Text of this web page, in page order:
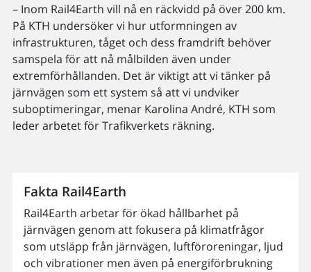
– Inom Rail4Earth vill nå en räckvidd på över 200 km.
På KTH undersöker vi hur utformningen av
infrastrukturen, tåget och dess framdrift behöver
samspela för att nå målbilden även under
extremförhållanden. Det är viktigt att vi tänker på
järnvägen som ett system så att vi undviker
suboptimeringar, menar Karolina André, KTH som
leder arbetet för Trafikverkets räkning.
Fakta Rail4Earth
Rail4Earth arbetar för ökad hållbarhet på
järnvägen genom att fokusera på klimatfrågor
som utsläpp från järnvägen, luftföroreningar, ljud
och vibrationer men även på energiförbrukning